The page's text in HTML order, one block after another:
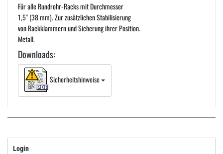
Für alle Rundrohr-Racks mit Durchmesser
1,5" (38 mm). Zur zusätzlichen Stabilisierung
von Rackklammern und Sicherung ihrer Position.
Metall.
Downloads:
Sicherheitshinweise
Login